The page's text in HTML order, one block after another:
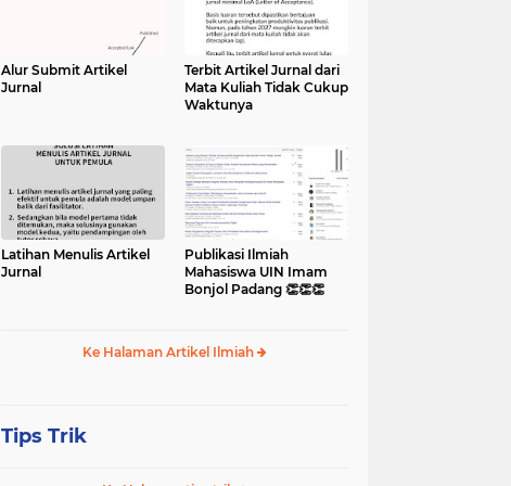
Alur Submit Artikel
Jurnal
Terbit Artikel Jurnal dari
Mata Kuliah Tidak Cukup
Waktunya
Latihan Menulis Artikel
Jurnal
Publikasi Ilmiah
Mahasiswa UIN Imam
Bonjol Padang 👏👏👏
Ke Halaman Artikel Ilmiah
Tips Trik